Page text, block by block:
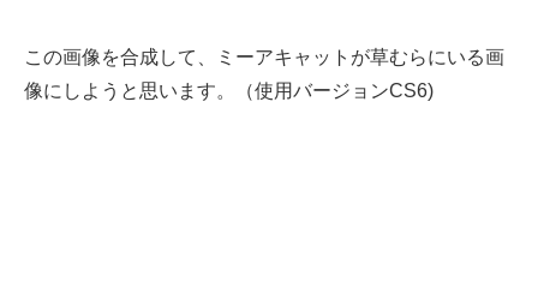
この画像を合成して、ミーアキャットが草むらにいる画
像にしようと思います。（使用バージョンCS6)